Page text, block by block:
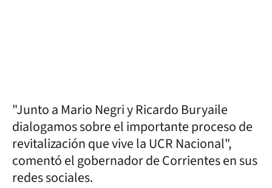
"Junto a Mario Negri y Ricardo Buryaile
dialogamos sobre el importante proceso de
revitalización que vive la UCR Nacional",
comentó el gobernador de Corrientes en sus
redes sociales.